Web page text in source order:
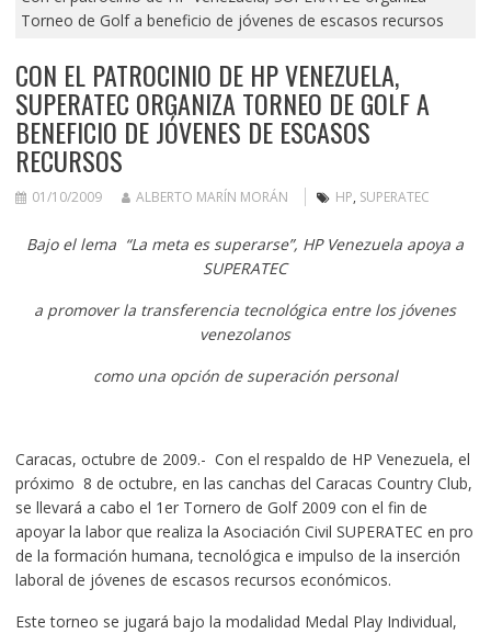
Torneo de Golf a beneficio de jóvenes de escasos recursos
CON EL PATROCINIO DE HP VENEZUELA,
SUPERATEC ORGANIZA TORNEO DE GOLF A
BENEFICIO DE JÓVENES DE ESCASOS
RECURSOS
01/10/2009 ALBERTO MARÍN MORÁN HP, SUPERATEC
Bajo el lema “La meta es superarse”, HP Venezuela apoya a
SUPERATEC
a promover la transferencia tecnológica entre los jóvenes
venezolanos
como una opción de superación personal
Caracas, octubre de 2009.- Con el respaldo de HP Venezuela, el
próximo 8 de octubre, en las canchas del Caracas Country Club,
se llevará a cabo el 1er Tornero de Golf 2009 con el fin de
apoyar la labor que realiza la Asociación Civil SUPERATEC en pro
de la formación humana, tecnológica e impulso de la inserción
laboral de jóvenes de escasos recursos económicos.
Este torneo se jugará bajo la modalidad Medal Play Individual,